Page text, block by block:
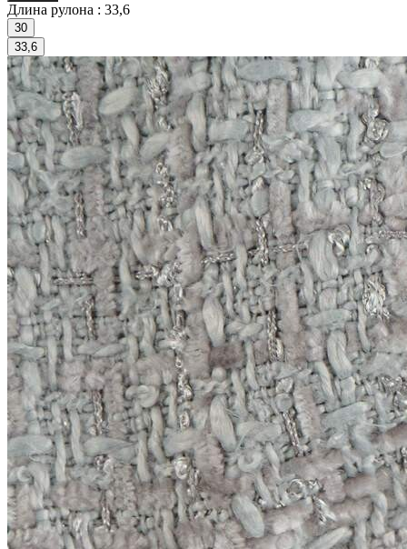
Длина рулона : 33,6
30
33,6